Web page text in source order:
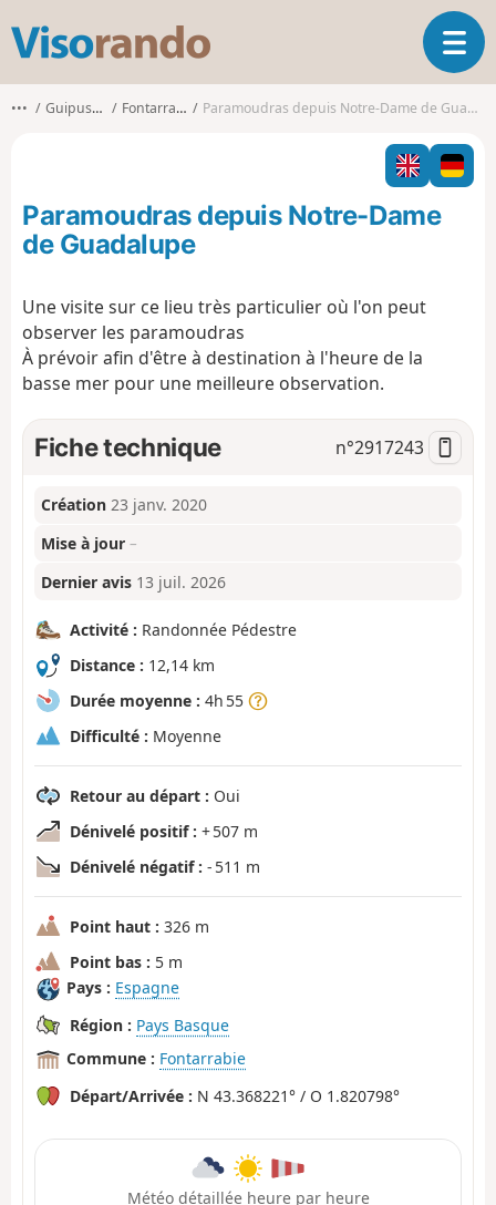
s
o
o
O
u
i
r
l
o
••• Guipuscoa Fontarrabie Paramoudras depuis Notre-Dame de Guadalupe
Paramoudras depuis Notre-Dame
de Guadalupe
Une visite sur ce lieu très particulier où l'on peut
observer les paramoudras
À prévoir afin d'être à destination à l'heure de la
basse mer pour une meilleure observation.
Fiche technique n°2917243
Création 23 janv. 2020
Mise à jour –
Dernier avis 13 juil. 2026
Activité : Randonnée Pédestre
Distance : 12,14 km
Durée moyenne : 4h 55
Difficulté : Moyenne
Retour au départ : Oui
Dénivelé positif : + 507 m
Dénivelé négatif : - 511 m
Point haut : 326 m
Point bas : 5 m
Pays : Espagne
Région : Pays Basque
Commune : Fontarrabie
Départ/Arrivée : N 43.368221° / O 1.820798°
Météo détaillée heure par heure